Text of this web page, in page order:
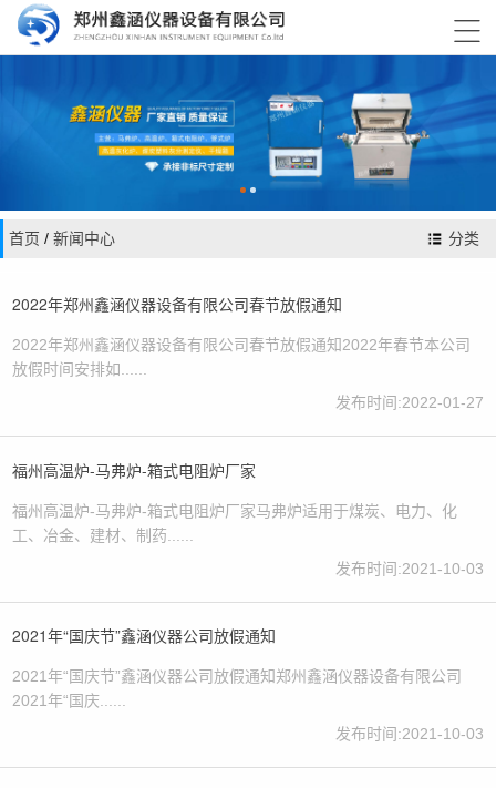

分类
首页 / 新闻中心
2022年郑州鑫涵仪器设备有限公司春节放假通知
2022年郑州鑫涵仪器设备有限公司春节放假通知2022年春节本公司
放假时间安排如......
发布时间:2022-01-27
福州高温炉-马弗炉-箱式电阻炉厂家
福州高温炉-马弗炉-箱式电阻炉厂家马弗炉适用于煤炭、电力、化
工、冶金、建材、制药......
发布时间:2021-10-03
2021年“国庆节”鑫涵仪器公司放假通知
2021年“国庆节”鑫涵仪器公司放假通知郑州鑫涵仪器设备有限公司
2021年“国庆......
发布时间:2021-10-03